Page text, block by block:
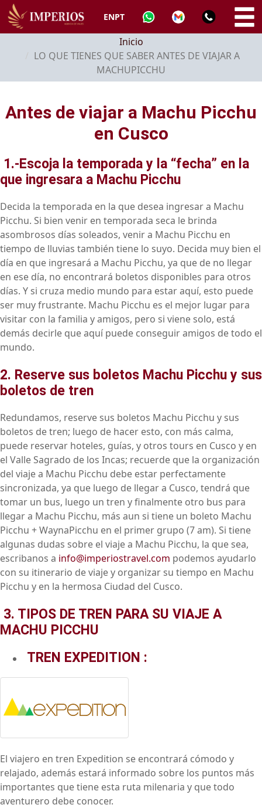
ENPT
Inicio
LO QUE TIENES QUE SABER ANTES DE VIAJAR A
MACHUPICCHU
Antes de viajar a Machu Picchu
en Cusco
1.-Escoja la temporada y la “fecha” en la
que ingresara a Machu Picchu
Decida la temporada en la que desea ingresar a Machu
Picchu. Si bien venir en temporada seca le brinda
asombrosos días soleados, venir a Machu Picchu en
tiempo de lluvias también tiene lo suyo. Decida muy bien el
día en que ingresará a Machu Picchu, ya que de no llegar
en ese día, no encontrará boletos disponibles para otros
días. Y si cruza medio mundo para estar aquí, esto puede
ser muy frustrante. Machu Picchu es el mejor lugar para
visitar con la familia y amigos, pero si viene solo, está
demás decirle que aquí puede conseguir amigos de todo el
mundo.
2. Reserve sus boletos Machu Picchu y sus
boletos de tren
Redundamos, reserve sus boletos Machu Picchu y sus
boletos de tren; luego de hacer esto, con más calma,
puede reservar hoteles, guías, y otros tours en Cusco y en
el Valle Sagrado de los Incas; recuerde que la organización
del viaje a Machu Picchu debe estar perfectamente
sincronizada, ya que luego de llegar a Cusco, tendrá que
tomar un bus, luego un tren y finalmente otro bus para
llegar a Machu Picchu, más aun si tiene un boleto Machu
Picchu + WaynaPicchu en el primer grupo (7 am). Si tiene
algunas dudas sobre el viaje a Machu Picchu, la que sea,
escribanos a info@imperiostravel.com podemos ayudarlo
con su itinerario de viaje y organizar su tiempo en Machu
Picchu y en la hermosa Ciudad del Cusco.
3. TIPOS DE TREN PARA SU VIAJE A
MACHU PICCHU
TREN EXPEDITION :
El viajero en tren Expedition se encontrará cómodo y
relajado, además estará informado sobre los puntos más
importantes que tiene esta ruta milenaria y que todo
aventurero debe conocer.